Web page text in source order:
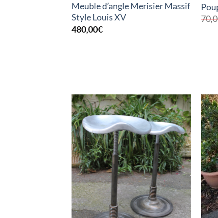
Meuble d’angle Merisier Massif
Style Louis XV
480,00€
RUPTURE DE STOCK